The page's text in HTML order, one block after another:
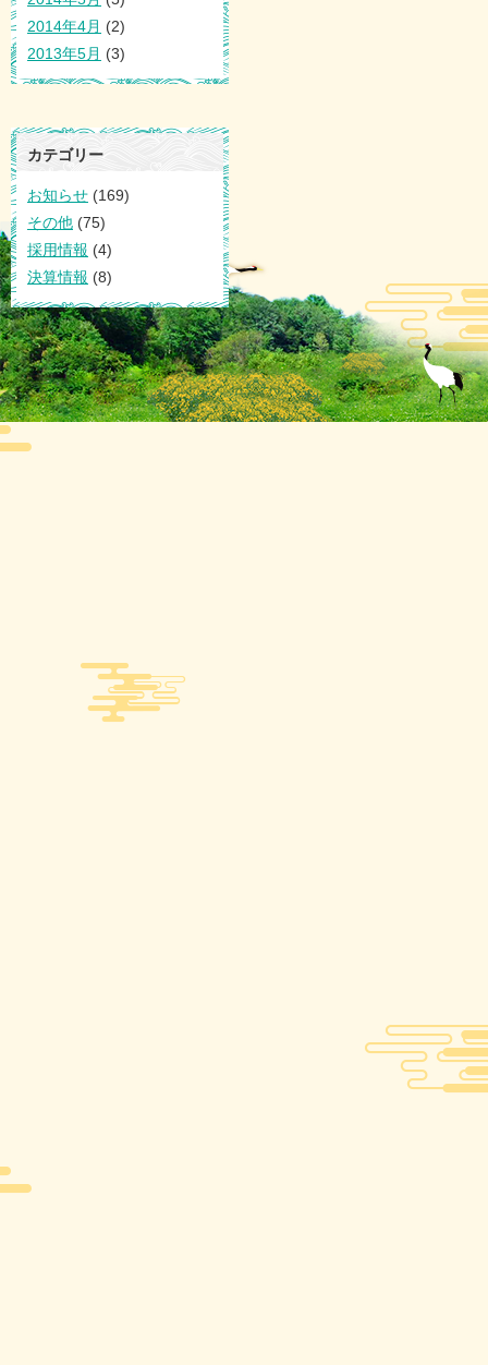
2014年4月 (2)
2013年5月 (3)
カテゴリー
お知らせ (169)
その他 (75)
採用情報 (4)
決算情報 (8)